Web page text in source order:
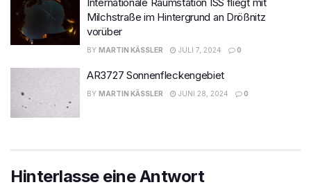
Milchstraße im Hintergrund an Drößnitz
vorüber
BY MARTIN KÄSSLER JULI 7, 2024 0
AR3727 Sonnenfleckengebiet
BY MARTIN KÄSSLER JUNI 28, 2024 0
Hinterlasse eine Antwort